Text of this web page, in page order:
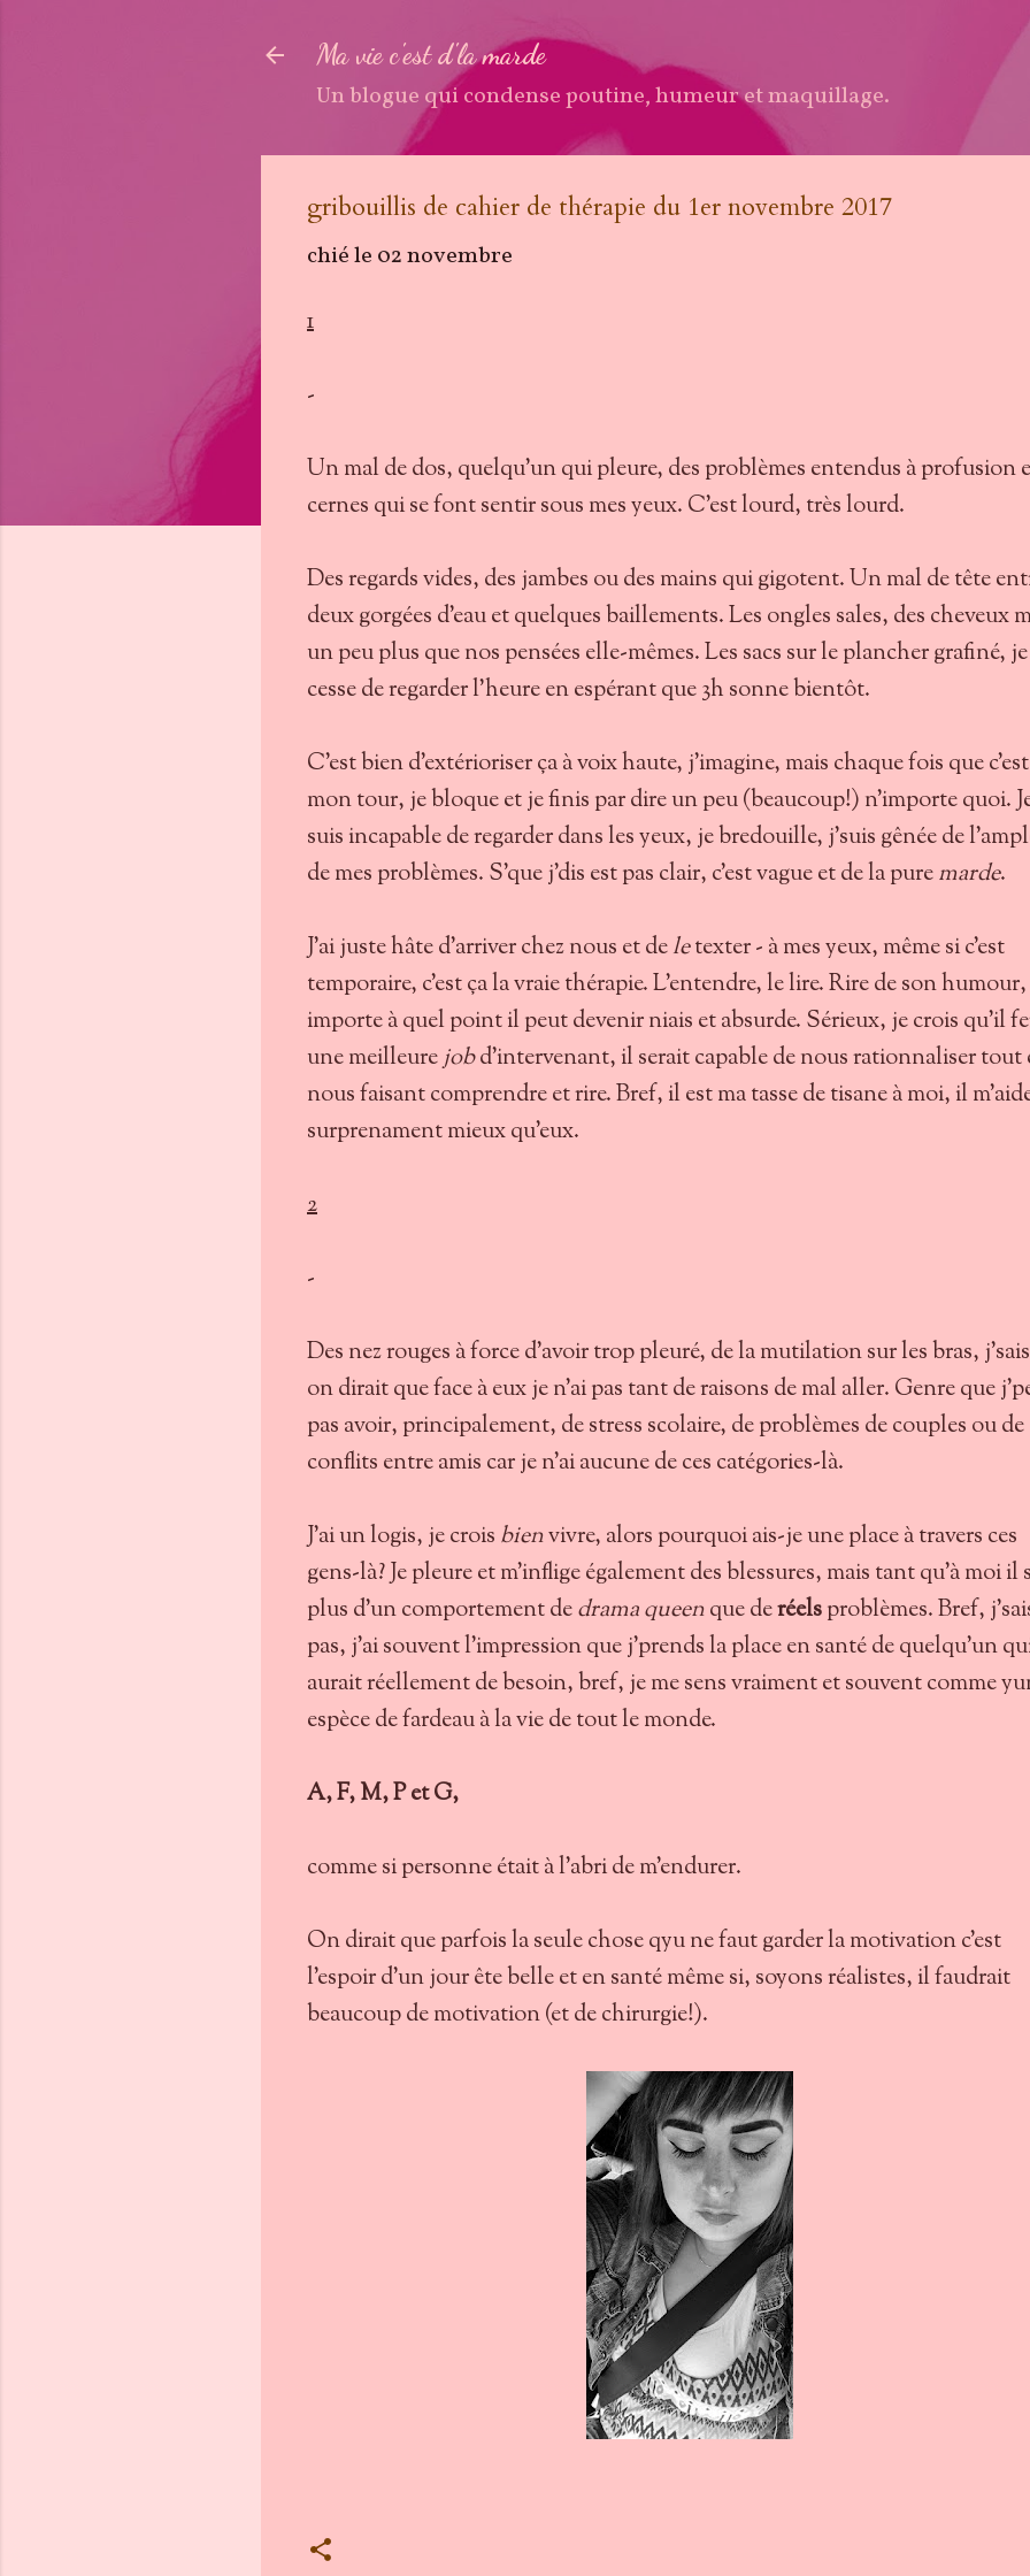
Ma vie c'est d'la marde
Un blogue qui condense poutine, humeur et maquillage.
gribouillis de cahier de thérapie du 1er novembre 2017
chié le 02 novembre
1
-
Un mal de dos, quelqu'un qui pleure, des problèmes entendus à profusion
cernes qui se font sentir sous mes yeux. C'est lourd, très lourd.
Des regards vides, des jambes ou des mains qui gigotent. Un mal de tête
deux gorgées d'eau et quelques baillements. Les ongles sales, des cheveux
un peu plus que nos pensées elle-mêmes. Les sacs sur le plancher grafiné,
cesse de regarder l'heure en espérant que 3h sonne bientôt.
C'est bien d'extérioriser ça à voix haute, j'imagine, mais chaque fois que c'est
mon tour, je bloque et je finis par dire un peu (beaucoup!) n'importe quoi.
suis incapable de regarder dans les yeux, je bredouille, j'suis gênée de
de mes problèmes. S'que j'dis est pas clair, c'est vague et de la puremarde.
J'ai juste hâte d'arriver chez nous et deletexter - à mes yeux, même si c'est
temporaire, c'est ça la vraie thérapie. L'entendre, le lire. Rire de son
importe à quel point il peut devenir niais et absurde. Sérieux, je crois qu'il
une meilleurejobd'intervenant, il serait capable de nous rationnaliser tout
nous faisant comprendre et rire. Bref, il est ma tasse de tisane à moi, il
surprenament mieux qu'eux.
2
-
Des nez rouges à force d'avoir trop pleuré, de la mutilation sur les bras,
on dirait que face à eux je n'ai pas tant de raisons de mal aller. Genre que
pas avoir, principalement, de stress scolaire, de problèmes de couples ou de
conflits entre amis car je n'ai aucune de ces catégories-là.
J'ai un logis, je crois bienvivre, alors pourquoi ais-je une place à travers ces
gens-là? Je pleure et m'inflige également des blessures, mais tant qu'à moi il
plus d'un comportement dedrama queenque deréelsproblèmes. Bref,
pas, j'ai souvent l'impression que j'prends la place en santé de quelqu'un
aurait réellement de besoin, bref, je me sens vraiment et souvent comme
espèce de fardeau à la vie de tout le monde.
A, F, M, P et G,
comme si personne était à l'abri de m'endurer.
On dirait que parfois la seule chose qyu ne faut garder la motivation c'est
l'espoir d'un jour ête belle et en santé même si, soyons réalistes, il faudrait
beaucoup de motivation (et de chirurgie!).